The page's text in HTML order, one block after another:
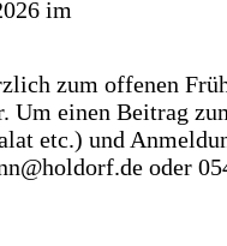
zum offenen
Um einen Beitrag
etc.) und
oder